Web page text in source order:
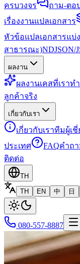
ครบวงจร
ถาม-ตอ
เรื่องงานแปลเอกสาร
หัวข้อแปลเอกสารแบ่
สาธารณะ)NDJSON/
ผลงาน
ผลงานเคสที่เราท
ลูกค้าจริง
เกี่ยวกับเรา
เกี่ยวกับเราทีมผู้เชี่
ประเทศ
FAQคำถ
ติดต่อ
TH
TH
EN 中 日
080-557-8887